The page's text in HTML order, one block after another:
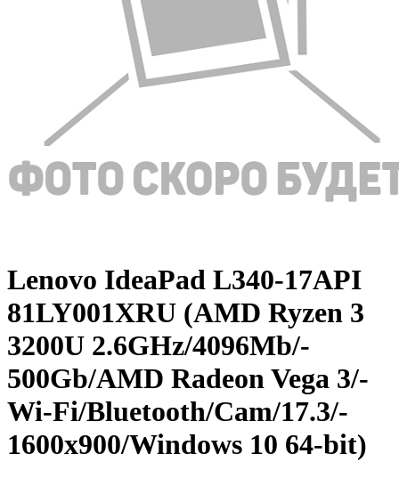
Lenovo IdeaPad L340-17API
81LY001XRU (AMD Ryzen 3
3200U 2.6GHz/­4096Mb/­
500Gb/­AMD Radeon Vega 3/­
Wi-Fi/­Bluetooth/­Cam/­17.3/­
1600x900/­Windows 10 64-bit)